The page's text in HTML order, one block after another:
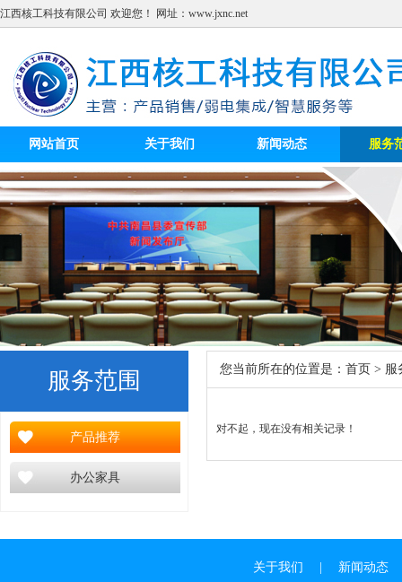
江西核工科技有限公司 欢迎您！ 网址： www.jxnc.net
网站首页 关于我们 新闻动态 服务
服务范围
产品推荐
办公家具
您当前所在的位置是： 首页 > 服
对不起，现在没有相关记录！
关于我们 新闻动态